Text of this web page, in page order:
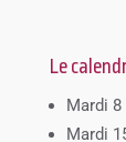
Le
Mardi 8
Mardi